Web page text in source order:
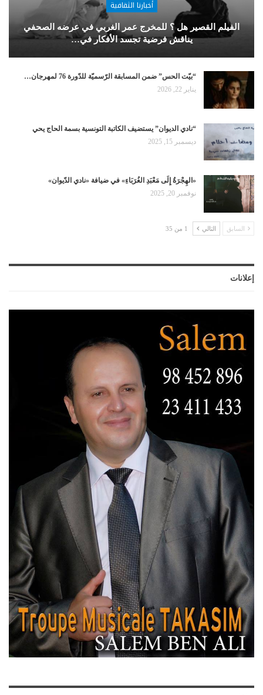
أخبارنا الثقافية
الفيلم القصير هل ؟ للمخرج عمر الغربي في عرضه الصحفي
يناقش فرضية تجسد الأفكار في…
“بيّت الحس” ضمن المسابقة الرّسميّة للدّورة 76 لمهرجان…
يناير 22, 2026
“نادي الديوان” يستضيف الكاتبة التونسية بسمة الحاج يحي
ديسمبر 15, 2025
«الهِجْرَةُ إِلَى مَعْبَدِ الغُرَبَاءِ» في ضيافة «نادي الدّيوان»
نوفمبر 20, 2025
السابق التالي 1 من 35
إعلانات